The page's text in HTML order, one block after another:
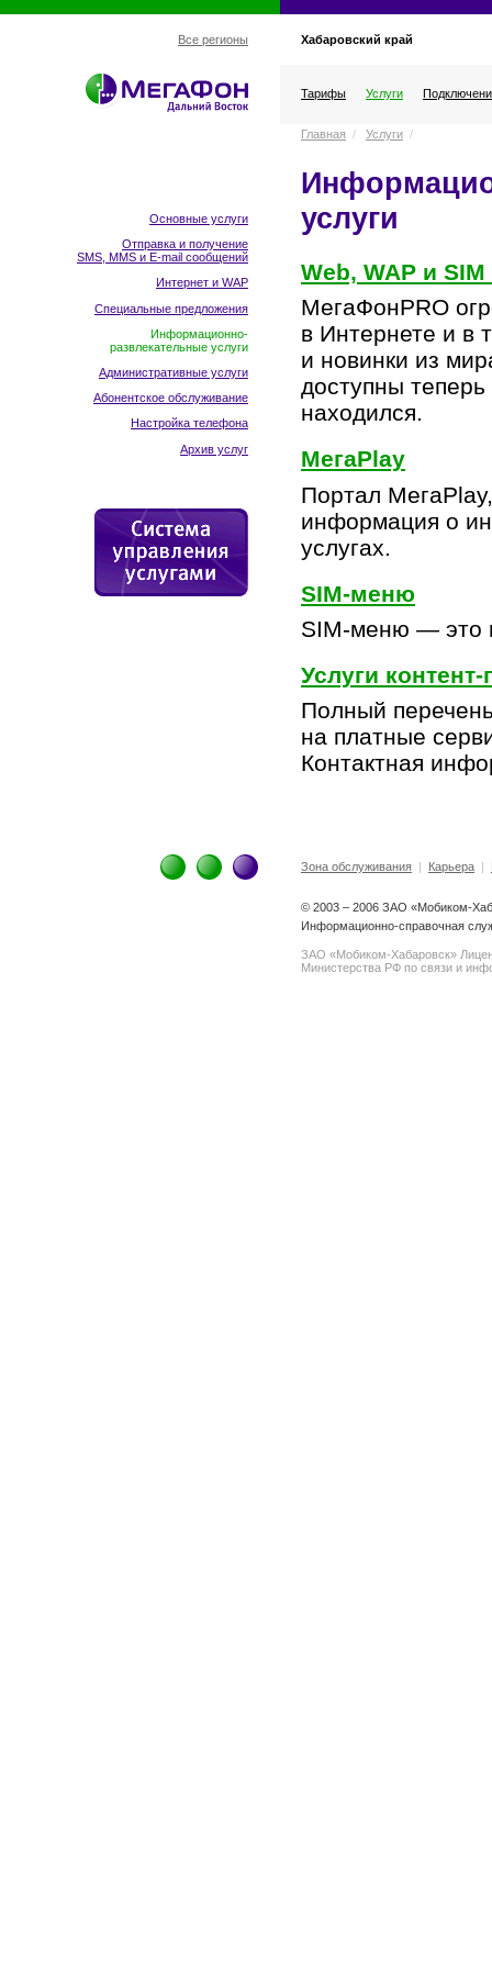
Все регионы Хабаровский край
Тарифы Услуги
Основные услуги
Отправка и получение
SMS, MMS и E-mail сообщений
Интернет и WAP
Специальные предложения
Информационно-
развлекательные услуги
Административные услуги
Абонентское обслуживание
Настройка телефона
Архив услуг
Главная / Услуги /
услуги
Web, WAP и
МегаФонPRO
в Интернете и в
и новинки из
доступны
находился.
МегаPlay
Портал
информация о
услугах.
SIM-меню
SIM-меню — это
Услуги
Полный
на платные
Контактная
Зона обслуживания| Карьера|
© 2003 – 2006 ЗАО «Мобиком-
Информационно-справочная
ЗАО «Мобиком-Хабаровск»
Министерства РФ по связи и